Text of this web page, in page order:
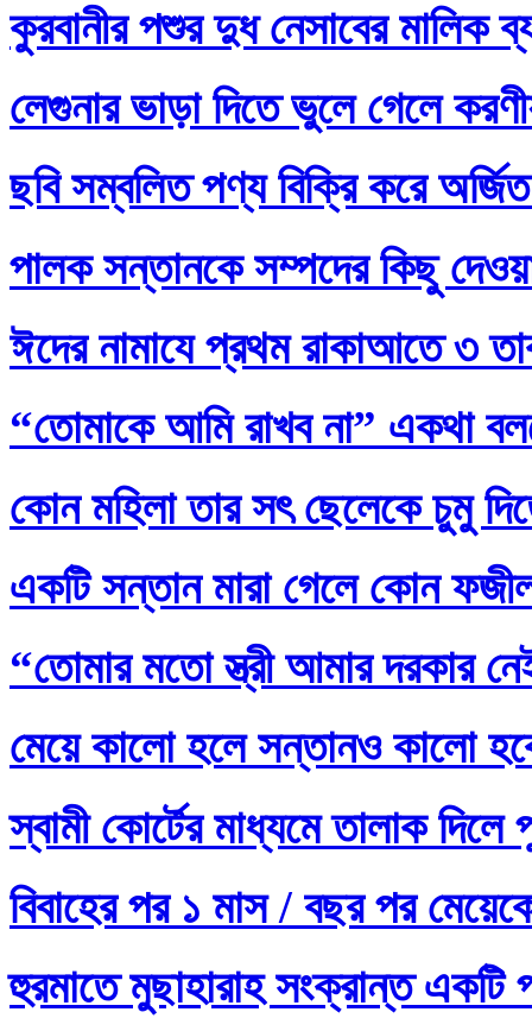
কুরবানীর পশুর দুধ নেসাবের মালিক
লেগুনার ভাড়া দিতে ভুলে গেলে
ছবি সম্বলিত পণ্য বিক্রি করে
পালক সন্তানকে সম্পদের কিছু
ঈদের নামাযে প্রথম রাকাআতে ৩
“তোমাকে আমি রাখব না” একথা
কোন মহিলা তার সৎ ছেলেকে চুমু
একটি সন্তান মারা গেলে কোন
“তোমার মতো স্ত্রী আমার দরকার
মেয়ে কালো হলে সন্তানও কালো
স্বামী কোর্টের মাধ্যমে তালাক দিলে
বিবাহের পর ১ মাস / বছর পর
হুরমাতে মুছাহারাহ সংক্রান্ত